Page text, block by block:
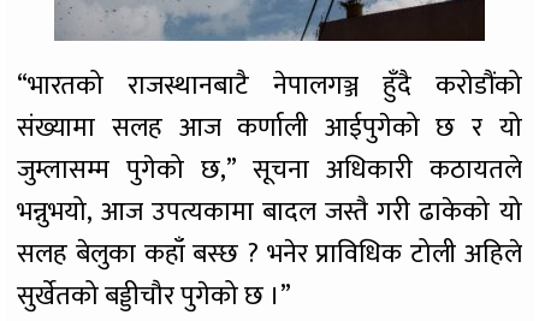
“भारतको राजस्थानबाटै नेपालगञ्ज हुँदै करोडौंको
संख्यामा सलह आज कर्णाली आईपुगेको छ र यो
जुम्लासम्म पुगेको छ,” सूचना अधिकारी कठायतले
भन्नुभयो, आज उपत्यकामा बादल जस्तै गरी ढाकेको यो
सलह बेलुका कहाँ बस्छ ? भनेर प्राविधिक टोली अहिले
सुर्खेतको बड्डीचौर पुगेको छ ।”